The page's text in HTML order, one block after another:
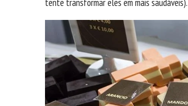
tente transformar eles em mais saudáveis).